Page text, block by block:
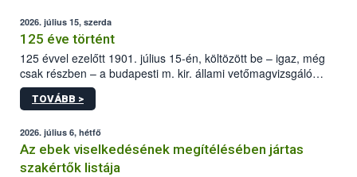
2026. július 15, szerda
125 éve történt
125 évvel ezelőtt 1901. július 15-én, költözött be – igaz, még
csak részben – a budapesti m. kir. állami vetőmagvizsgáló
állomás a Kis Rókus utca 15. szám alatti, Czigler Győző által
tervezett új épületébe.
TOVÁBB >
2026. július 6, hétfő
Az ebek viselkedésének megítélésében jártas
szakértők listája